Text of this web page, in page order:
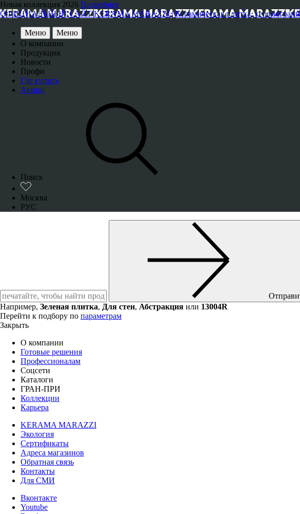
Новая коллекция 2026 Подробнее
ОФИЦИАЛЬНЫЙ САЙТ KERAMA MARAZZI | Керамическая плитка, керамогранит,
Меню
Меню
О компании
Продукция
Новости
Профи
Где купить
Акции
Поиск
Москва
РУС
Например, Зеленая плитка, Для стен, Абстракция или 13004R
Перейти к подбору по параметрам
Закрыть
О компании
Готовые решения
Профессионалам
Соцсети
Каталоги
ГРАН-ПРИ
Коллекции
Карьера
KERAMA MARAZZI
Экология
Сертификаты
Адреса магазинов
Обратная связь
Контакты
Для СМИ
Вконтакте
Youtube